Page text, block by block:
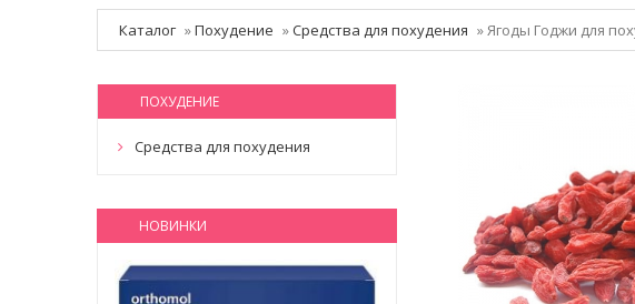
Каталог »Похудение »Средства для похудения »Ягоды Годжи для
ПОХУДЕНИЕ
Средства для похудения
НОВИНКИ